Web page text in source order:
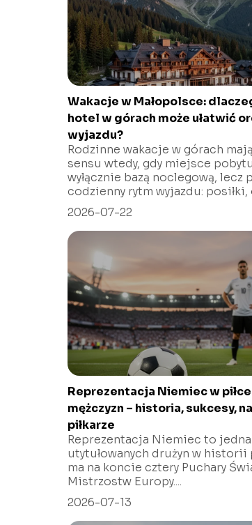
Wakacje w Małopolsce:
hotel w górach może ułatwić
wyjazdu?
Rodzinne wakacje w górach
sensu wtedy, gdy miejsce
wyłącznie bazą noclegową, lecz
codzienny rytm wyjazdu: posiłki,
2026-07-22
Reprezentacja Niemiec w
mężczyzn – historia, sukcesy,
piłkarze
Reprezentacja Niemiec to
utytułowanych drużyn w historii
ma na koncie cztery Puchary
Mistrzostw Europy....
2026-07-13